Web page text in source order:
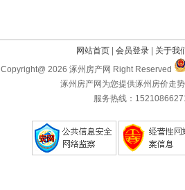
网站首页 会员登录
关于我
Copyright@ 2026 涿州房产网 Right Reserved
涿州房产网为您提供涿州房价走
服务热线：